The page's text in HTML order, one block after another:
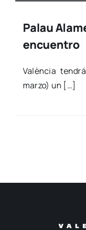
Palau
encuentro
Valèn­cia
mar­zo) un […]